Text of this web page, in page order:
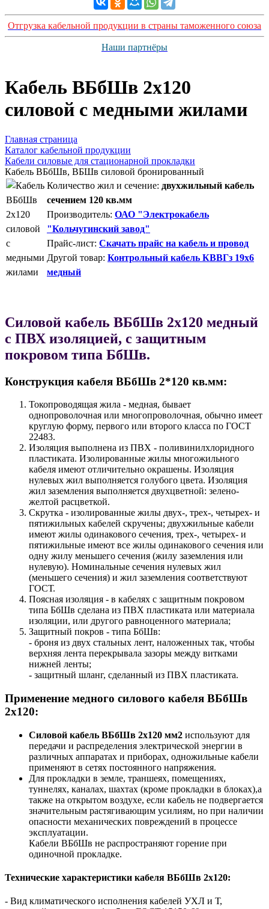
Отгрузка кабельной продукции в страны таможенного союза
Наши партнёры
Кабель ВБбШв 2х120
силовой с медными жилами
Главная страница
Каталог кабельной продукции
Кабели силовые для стационарной прокладки
Кабель ВБбШв, ВБШв силовой бронированный
Количество жил и сечение: двухжильный кабель
сечением 120 кв.мм
Производитель: ОАО "Электрокабель
"Кольчугинский завод"
Прайс-лист: Скачать прайс на кабель и провод
Другой товар: Контрольный кабель КВВГз 19х6
медный
Силовой кабель ВБбШв 2х120 медный
с ПВХ изоляцией, с защитным
покровом типа БбШв.
Конструкция кабеля ВБбШв 2*120 кв.мм:
Токопроводящая жила - медная, бывает
однопроволочная или многопроволочная, обычно имеет
круглую форму, первого или второго класса по ГОСТ
22483.
Изоляция выполнена из ПВХ - поливинилхлоридного
пластиката. Изолированные жилы многожильного
кабеля имеют отличительно окрашены. Изоляция
нулевых жил выполняется голубого цвета. Изоляция
жил заземления выполняется двухцветной: зелено-
желтой расцветкой.
Скрутка - изолированные жилы двух-, трех-, четырех- и
пятижильных кабелей скручены; двухжильные кабели
имеют жилы одинакового сечения, трех-, четырех- и
пятижильные имеют все жилы одинакового сечения или
одну жилу меньшего сечения (жилу заземления или
нулевую). Номинальные сечения нулевых жил
(меньшего сечения) и жил заземления соответствуют
ГОСТ.
Поясная изоляция - в кабелях с защитным покровом
типа БбШв сделана из ПВХ пластиката или материала
изоляции, или другого равноценного материала;
Защитный покров - типа БбШв:
- броня из двух стальных лент, наложенных так, чтобы
верхняя лента перекрывала зазоры между витками
нижней ленты;
- защитный шланг, сделанный из ПВХ пластиката.
Применение медного силового кабеля ВБбШв
2x120:
Силовой кабель ВБбШв 2х120 мм2 используют для
передачи и распределения электрической энергии в
различных аппаратах и приборах, одножильные кабели
применяют в сетях постоянного напряжения.
Для прокладки в земле, траншеях, помещениях,
туннелях, каналах, шахтах (кроме прокладки в блоках),а
также на открытом воздухе, если кабель не подвергается
значительным растягивающим усилиям, но при наличии
опасности механических повреждений в процессе
эксплуатации.
Кабели ВБбШв не распространяют горение при
одиночной прокладке.
Технические характеристики кабеля ВБбШв 2х120:
- Вид климатического исполнения кабелей УХЛ и Т,